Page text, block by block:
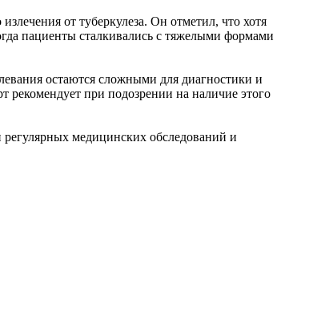
от туберкулеза. Он отметил, что хотя
пациенты сталкивались с тяжелыми формами
остаются сложными для диагностики и
рекомендует при подозрении на наличие этого
регулярных медицинских обследований и